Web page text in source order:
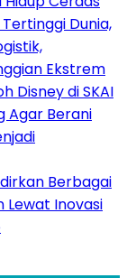
Dunia,
Ekstrem
Disney di SKAI
Agar Berani
Berbagai
Lewat Inovasi